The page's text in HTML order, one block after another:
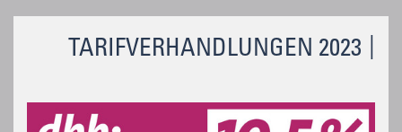
TARIFVERHANDLUNGEN 2023